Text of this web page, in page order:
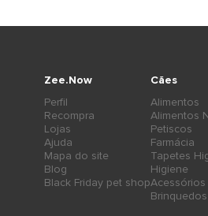
Cães
Alimentos
Alimentos
Petiscos
Farmácia
Tapetes
Higiene
Acessórios
Brinquedos
Zee.Now
Perfil
Recompra
Lojas
Ajuda
Mapa do site
Blog
Black Friday pet shop